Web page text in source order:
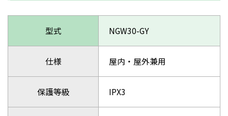
型式 NGW30-GY
仕様 屋内・屋外兼用
保護等級 IPX3